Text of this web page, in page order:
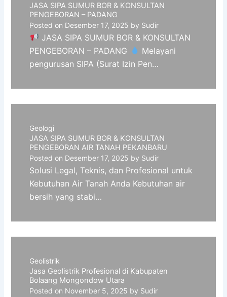
JASA SIPA SUMUR BOR & KONSULTAN
PENGEBORAN – PADANG
Posted on Desember 17, 2025 by Sudir
JASA SIPA SUMUR BOR & KONSULTAN
PENGEBORAN – PADANG
Melayani
pengurusan SIPA (Surat Izin Pen…
Geologi
JASA SIPA SUMUR BOR & KONSULTAN
PENGEBORAN AIR TANAH PEKANBARU
Posted on Desember 17, 2025 by Sudir
Solusi Legal, Teknis, dan Profesional untuk
Kebutuhan Air Tanah Anda Kebutuhan air
bersih yang stabi…
Geolistrik
Jasa Geolistrik Profesional di Kabupaten
Bolaang Mongondow Utara
Posted on November 5, 2025 by Sudir